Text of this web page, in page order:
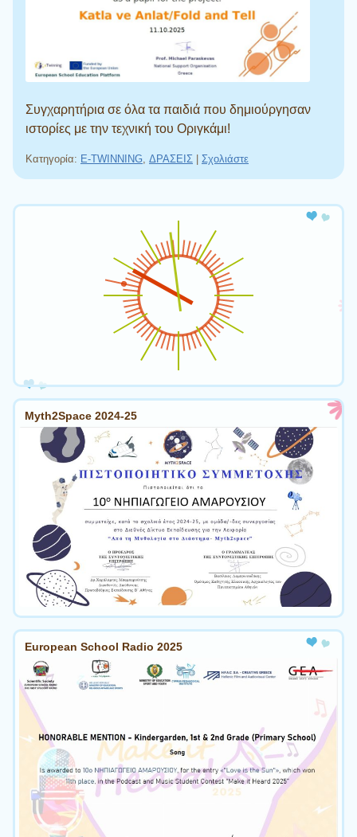
Συγχαρητήρια σε όλα τα παιδιά που δημιούργησαν
ιστορίες με την τεχνική του Οριγκάμι!
Κατηγορία: E-TWINNING, ΔΡΑΣΕΙΣ Σχολιάστε
Πλοήγηση άρθρων
Myth2Space 2024-25
European School Radio 2025